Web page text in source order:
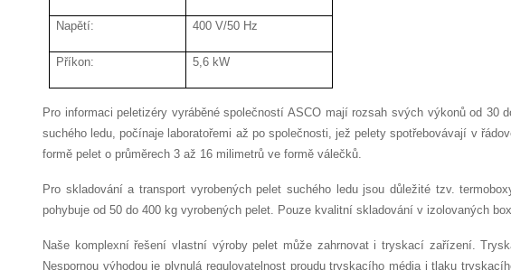
Napětí: 400 V/50 Hz
Příkon: 5,6 kW
Pro informaci peletizéry vyráběné společností ASCO mají rozsah svých výkonů od
suchého ledu, počínaje laboratořemi až po společnosti, jež pelety spotřebovávají v
formě pelet o průměrech 3 až 16 milimetrů ve formě válečků.
Pro skladování a transport vyrobených pelet suchého ledu jsou důležité tzv.
pohybuje od 50 do 400 kg vyrobených pelet. Pouze kvalitní skladování v izolovaných
Naše komplexní řešení vlastní výroby pelet může zahrnovat i tryskací zařízení.
Nespornou výhodou je plynulá regulovatelnost proudu tryskacího média i tlaku